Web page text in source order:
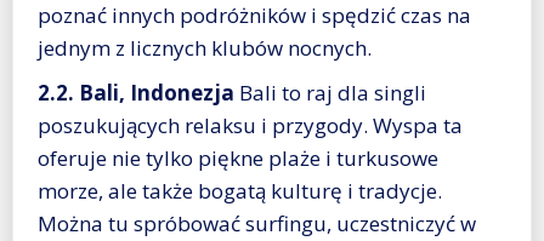
poznać innych podróżników i spędzić czas na
jednym z licznych klubów nocnych.
2.2. Bali, Indonezja Bali to raj dla singli
poszukujących relaksu i przygody. Wyspa ta
oferuje nie tylko piękne plaże i turkusowe
morze, ale także bogatą kulturę i tradycje.
Można tu spróbować surfingu, uczestniczyć w